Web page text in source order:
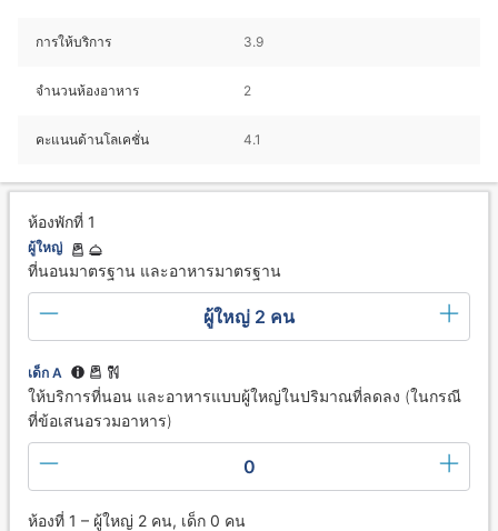
การให้บริการ 3.9
จำนวนห้องอาหาร 2
คะแนนด้านโลเคชั่น 4.1
ห้องพักที่ 1
ผู้ใหญ่
ที่นอนมาตรฐาน และอาหารมาตรฐาน
ผู้ใหญ่ 2 คน
เด็ก A
ให้บริการที่นอน และอาหารแบบผู้ใหญ่ในปริมาณที่ลดลง (ในกรณี
ที่ข้อเสนอรวมอาหาร)
0
ห้องที่ 1 – ผู้ใหญ่ 2 คน, เด็ก 0 คน